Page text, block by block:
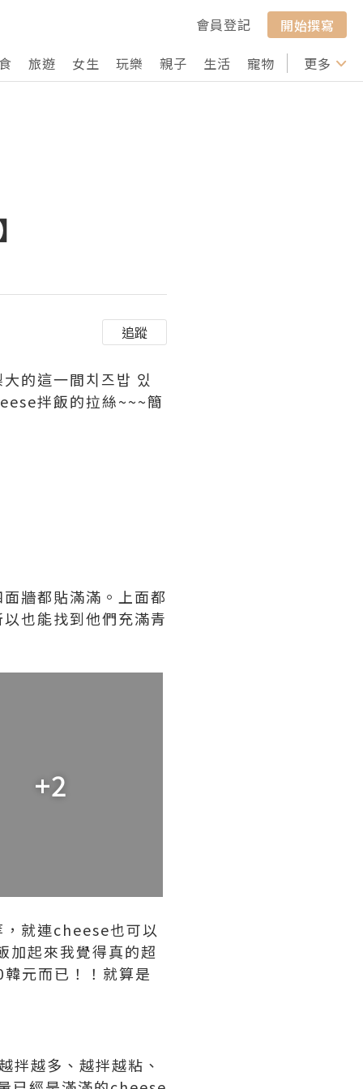
會員登記
開始撰寫
旅遊 女生 玩樂 親子 生活 寵物 行山 打卡
更多
追蹤
的這一間치즈밥 있
拌飯的拉絲~~~簡
牆都貼滿滿。上面都
也能找到他們充滿青
+2
就連cheese也可以
加起來我覺得真的超
元而已！！就算是
越多、越拌越粘、